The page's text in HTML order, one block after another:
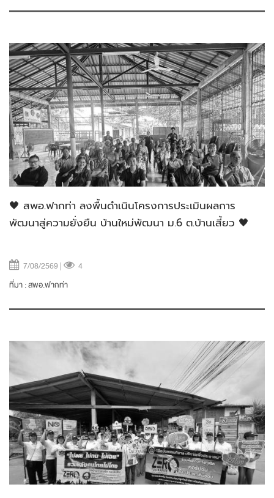
🖤 สพอ.ฟากท่า ลงพื้นดำเนินโครงการประเมินผลการ
พัฒนาสู่ความยั่งยืน บ้านใหม่พัฒนา ม.6 ต.บ้านเสี้ยว 🖤
7/08/2569 |
4
ที่มา :สพอ.ฟากท่า